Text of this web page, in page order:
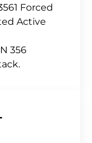
Forced
Active
356